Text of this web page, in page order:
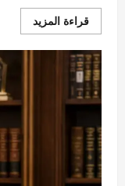
قراءة المزيداقرأ
المزيد
القطار
الجدل